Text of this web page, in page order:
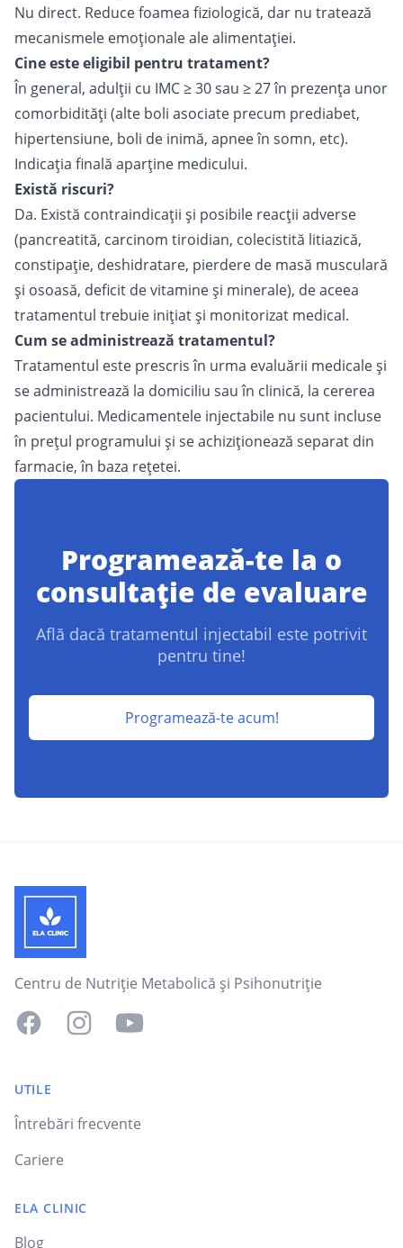
Nu direct. Reduce foamea fiziologică, dar nu tratează
mecanismele emoționale ale alimentației.
Cine este eligibil pentru tratament?
În general, adulții cu IMC ≥ 30 sau ≥ 27 în prezența unor
comorbidități (alte boli asociate precum prediabet,
hipertensiune, boli de inimă, apnee în somn, etc).
Indicația finală aparține medicului.
Există riscuri?
Da. Există contraindicații și posibile reacții adverse
(pancreatită, carcinom tiroidian, colecistită litiazică,
constipație, deshidratare, pierdere de masă musculară
și osoasă, deficit de vitamine și minerale), de aceea
tratamentul trebuie inițiat și monitorizat medical.
Cum se administrează tratamentul?
Tratamentul este prescris în urma evaluării medicale și
se administrează la domiciliu sau în clinică, la cererea
pacientului. Medicamentele injectabile nu sunt incluse
în prețul programului și se achiziționează separat din
farmacie, în baza rețetei.
Programează-te la o
consultație de evaluare
Află dacă tratamentul injectabil este potrivit
pentru tine!
Programează-te acum!
Centru de Nutriție Metabolică și Psihonutriție
FacebookInstagram
UTILE
Întrebări frecvente
Cariere
ELA CLINIC
Blog